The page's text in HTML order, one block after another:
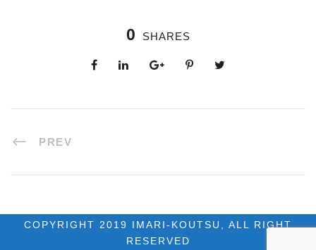
0 SHARES
PREV
COPYRIGHT 2019 IMARI-KOUTSU, ALL RIGHT
RESERVED